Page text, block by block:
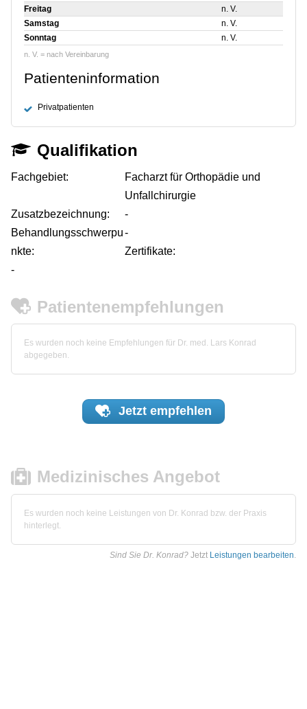
Freitag
n. V.
Samstag
n. V.
Sonntag
n. V.
n. V. = nach Vereinbarung
Patienteninformation
Privatpatienten
Qualifikation
Fachgebiet:
Facharzt für Orthopädie und
Unfallchirurgie
Zusatzbezeichnung:
-
Behandlungsschwerpu
nkte:
-
Zertifikate:
-
Patientenempfehlungen
Es wurden noch keine Empfehlungen für Dr. med. Lars Konrad
abgegeben.
Jetzt empfehlen
Medizinisches Angebot
Es wurden noch keine Leistungen von Dr. Konrad bzw. der Praxis
hinterlegt.
Sind Sie Dr. Konrad? Jetzt Leistungen bearbeiten.